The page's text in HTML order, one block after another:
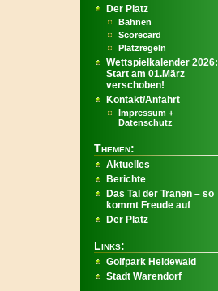
Der Platz
Bahnen
Scorecard
Platzregeln
Wettspielkalender 2026:
Start am 01.März
verschoben!
Kontakt/Anfahrt
Impressum +
Datenschutz
Themen:
Aktuelles
Berichte
Das Tal der Tränen – so
kommt Freude auf
Der Platz
Links:
Golfpark Heidewald
Stadt Warendorf